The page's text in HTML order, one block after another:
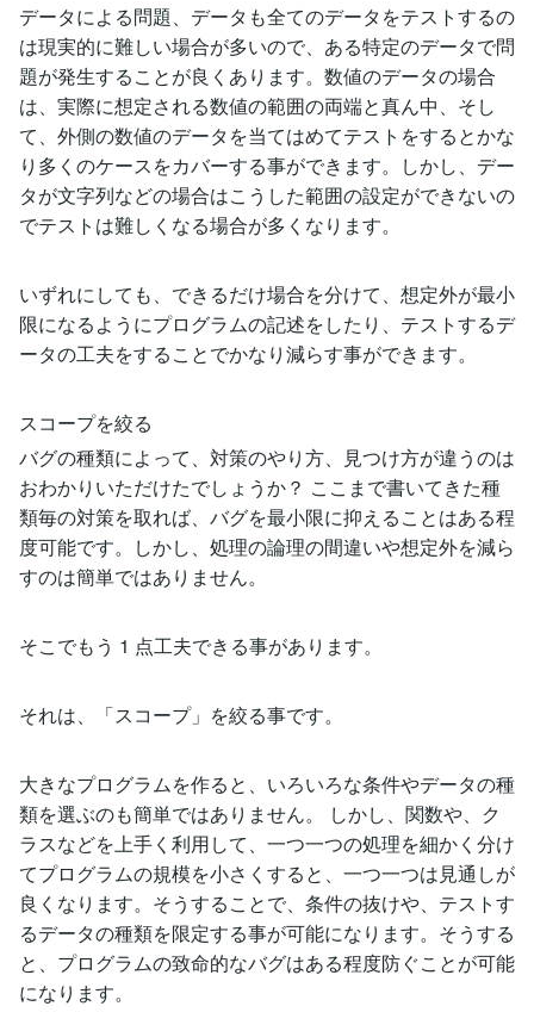
データによる問題、データも全てのデータをテストするの
は現実的に難しい場合が多いので、ある特定のデータで問
題が発生することが良くあります。数値のデータの場合
は、実際に想定される数値の範囲の両端と真ん中、そし
て、外側の数値のデータを当てはめてテストをするとかな
り多くのケースをカバーする事ができます。しかし、デー
タが文字列などの場合はこうした範囲の設定ができないの
でテストは難しくなる場合が多くなります。
いずれにしても、できるだけ場合を分けて、想定外が最小
限になるようにプログラムの記述をしたり、テストするデ
ータの工夫をすることでかなり減らす事ができます。
スコープを絞る
バグの種類によって、対策のやり方、見つけ方が違うのは
おわかりいただけたでしょうか？ ここまで書いてきた種
類毎の対策を取れば、バグを最小限に抑えることはある程
度可能です。しかし、処理の論理の間違いや想定外を減ら
すのは簡単ではありません。
そこでもう 1 点工夫できる事があります。
それは、「スコープ」を絞る事です。
大きなプログラムを作ると、いろいろな条件やデータの種
類を選ぶのも簡単ではありません。 しかし、関数や、ク
ラスなどを上手く利用して、一つ一つの処理を細かく分け
てプログラムの規模を小さくすると、一つ一つは見通しが
良くなります。そうすることで、条件の抜けや、テストす
るデータの種類を限定する事が可能になります。そうする
と、プログラムの致命的なバグはある程度防ぐことが可能
になります。